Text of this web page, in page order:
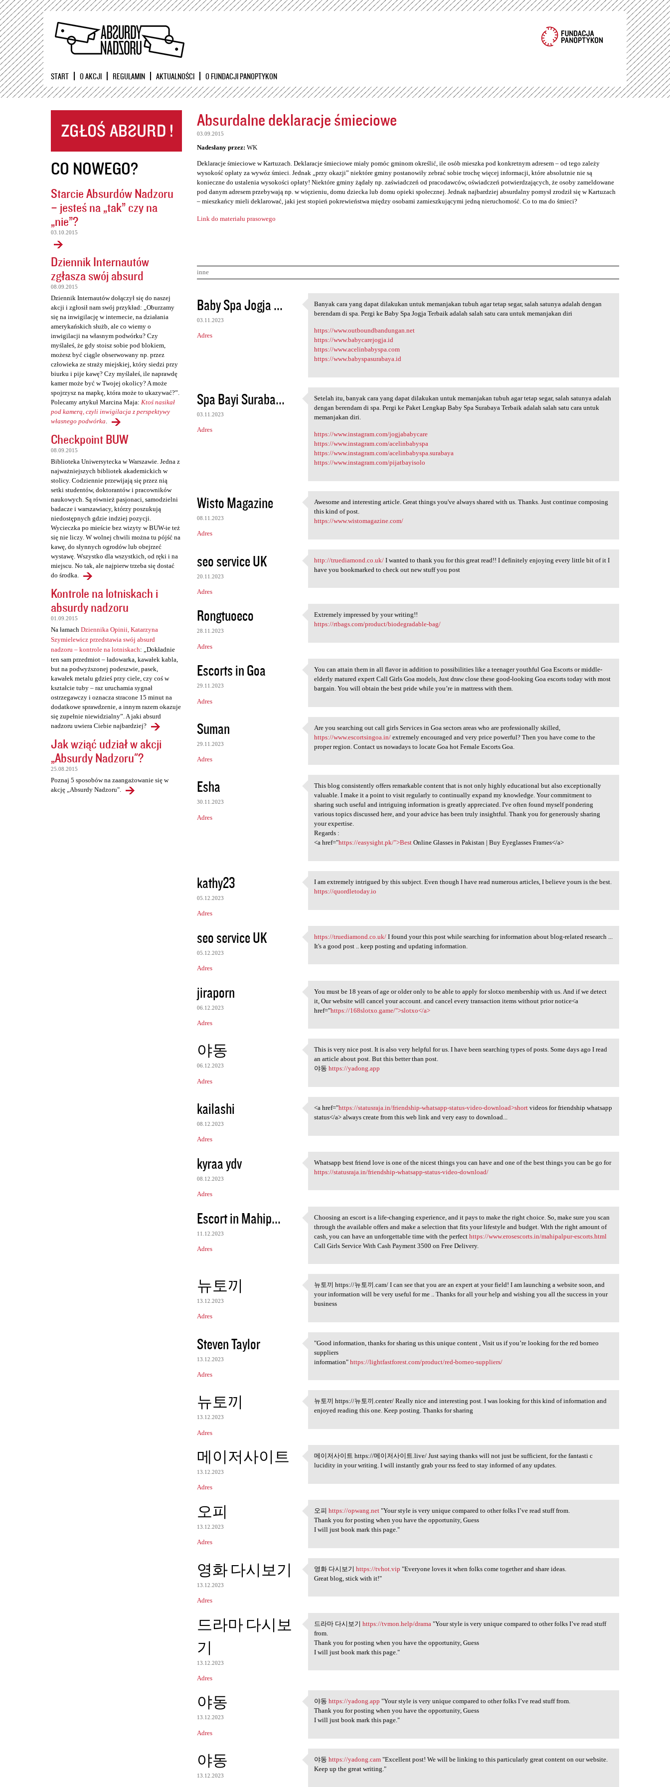
Przejdź
START O AKCJI REGULAMIN AKTUALNOŚCI O FUNDACJI PANOPTYKON
CO NOWEGO?
Starcie Absurdów Nadzoru
– jesteś na „tak” czy na
„nie”?
03.10.2015
Dziennik Internautów
zgłasza swój absurd
08.09.2015
Dziennik Internautów dołączył się do naszej
akcji i zgłosił nam swój przykład: „Oburzamy
się na inwigilację w internecie, na działania
amerykańskich służb, ale co wiemy o
inwigilacji na własnym podwórku? Czy
myślałeś, że gdy stoisz sobie pod blokiem,
możesz być ciągle obserwowany np. przez
człowieka ze straży miejskiej, który siedzi przy
biurku i pije kawę? Czy myślałeś, ile naprawdę
kamer może być w Twojej okolicy? A może
spojrzysz na mapkę, która może to ukazywać?”.
Polecamy artykuł Marcina Maja: Ktoś nasikał
pod kamerą, czyli inwigilacja z perspektywy
własnego podwórka.
Checkpoint BUW
08.09.2015
Biblioteka Uniwersytecka w Warszawie. Jedna z
najważniejszych bibliotek akademickich w
stolicy. Codziennie przewijają się przez nią
setki studentów, doktorantów i pracowników
naukowych. Są również pasjonaci, samodzielni
badacze i warszawiacy, którzy poszukują
niedostępnych gdzie indziej pozycji.
Wycieczka po mieście bez wizyty w BUW-ie też
się nie liczy. W wolnej chwili można tu pójść na
kawę, do słynnych ogrodów lub obejrzeć
wystawę. Wszystko dla wszystkich, od ręki i na
miejscu. No tak, ale najpierw trzeba się dostać
do środka.
Kontrole na lotniskach i
absurdy nadzoru
01.09.2015
Na łamach Dziennika Opinii, Katarzyna
Szymielewicz przedstawia swój absurd
nadzoru – kontrole na lotniskach: „Dokładnie
ten sam przedmiot – ładowarka, kawałek kabla,
but na podwyższonej podeszwie, pasek,
kawałek metalu gdzieś przy ciele, czy coś w
kształcie tuby – raz uruchamia sygnał
ostrzegawczy i oznacza stracone 15 minut na
dodatkowe sprawdzenie, a innym razem okazuje
się zupełnie niewidzialny”. A jaki absurd
nadzoru uwiera Ciebie najbardziej?
Jak wziąć udział w akcji
„Absurdy Nadzoru"?
25.08.2015
Poznaj 5 sposobów na zaangażowanie się w
akcję „Absurdy Nadzoru".
Absurdalne deklaracje śmieciowe
03.09.2015
Nadesłany przez: WK
Deklaracje śmieciowe w Kartuzach. Deklaracje śmieciowe miały pomóc gminom określić, ile osób mieszka pod konkretnym adresem – od tego zależy
wysokość opłaty za wywóz śmieci. Jednak „przy okazji” niektóre gminy postanowiły zebrać sobie trochę więcej informacji, które absolutnie nie są
konieczne do ustalenia wysokości opłaty! Niektóre gminy żądały np. zaświadczeń od pracodawców, oświadczeń potwierdzających, że osoby zameldowane
pod danym adresem przebywają np. w więzieniu, domu dziecka lub domu opieki społecznej. Jednak najbardziej absurdalny pomysł zrodził się w Kartuzach
– mieszkańcy mieli deklarować, jaki jest stopień pokrewieństwa między osobami zamieszkującymi jedną nieruchomość. Co to ma do śmieci?
Link do materiału prasowego
inne
K
o
m
e
r
z
e
Baby Spa Jogja ...
03.11.2023
Adres
Banyak cara yang dapat
Banyak cara yang dapat dilakukan untuk memanjakan tubuh agar tetap segar, salah satunya adalah dengan
berendam di spa. Pergi ke Baby Spa Jogja Terbaik adalah salah satu cara untuk memanjakan diri
https://www.outboundbandungan.net
https://www.babycarejogja.id
https://www.acelinbabyspa.com
https://www.babyspasurabaya.id
Spa Bayi Suraba...
03.11.2023
Adres
Setelah itu, banyak cara yang
Setelah itu, banyak cara yang dapat dilakukan untuk memanjakan tubuh agar tetap segar, salah satunya adalah
dengan berendam di spa. Pergi ke Paket Lengkap Baby Spa Surabaya Terbaik adalah salah satu cara untuk
memanjakan diri.
https://www.instagram.com/jogjababycare
https://www.instagram.com/acelinbabyspa
https://www.instagram.com/acelinbabyspa.surabaya
https://www.instagram.com/pijatbayisolo
Wisto Magazine
08.11.2023
Adres
Awesome and interesting
Awesome and interesting article. Great things you've always shared with us. Thanks. Just continue composing
this kind of post.
https://www.wistomagazine.com/
seo service UK
20.11.2023
Adres
http://truediamond.co.uk/ I
http://truediamond.co.uk/ I wanted to thank you for this great read!! I definitely enjoying every little bit of it I
have you bookmarked to check out new stuff you post
Rongtuoeco
28.11.2023
Adres
Extremely impressed by your
Extremely impressed by your writing!!
https://rtbags.com/product/biodegradable-bag/
Escorts in Goa
29.11.2023
Adres
You can attain them in all
You can attain them in all flavor in addition to possibilities like a teenager youthful Goa Escorts or middle-
elderly matured expert Call Girls Goa models, Just draw close these good-looking Goa escorts today with most
bargain. You will obtain the best pride while you’re in mattress with them.
Suman
29.11.2023
Adres
Are you searching out call
Are you searching out call girls Services in Goa sectors areas who are professionally skilled,
https://www.escortsingoa.in/ extremely encouraged and very price powerful? Then you have come to the
proper region. Contact us nowadays to locate Goa hot Female Escorts Goa.
Esha
30.11.2023
Adres
This blog consistently offers
This blog consistently offers remarkable content that is not only highly educational but also exceptionally
valuable. I make it a point to visit regularly to continually expand my knowledge. Your commitment to
sharing such useful and intriguing information is greatly appreciated. I've often found myself pondering
various topics discussed here, and your advice has been truly insightful. Thank you for generously sharing
your expertise.
Regards :
<a href="https://easysight.pk/">Best Online Glasses in Pakistan | Buy Eyeglasses Frames</a>
kathy23
05.12.2023
Adres
I am extremely intrigued by
I am extremely intrigued by this subject. Even though I have read numerous articles, I believe yours is the best.
https://quordletoday.io
seo service UK
05.12.2023
Adres
https://truediamond.co.uk/ I
https://truediamond.co.uk/ I found your this post while searching for information about blog-related research ...
It's a good post .. keep posting and updating information.
jiraporn
06.12.2023
Adres
You must be 18 years of age
You must be 18 years of age or older only to be able to apply for slotxo membership with us. And if we detect
it, Our website will cancel your account. and cancel every transaction items without prior notice<a
href="https://168slotxo.game/">slotxo</a>
야동
06.12.2023
Adres
This is very nice post. It is
This is very nice post. It is also very helpful for us. I have been searching types of posts. Some days ago I read
an article about post. But this better than post.
야동https://yadong.app
kailashi
08.12.2023
Adres
<a href="https://statusraja
<a href="https://statusraja.in/friendship-whatsapp-status-video-download>short videos for friendship whatsapp
status</a> always create from this web link and very easy to download...
kyraa ydv
08.12.2023
Adres
Whatsapp best friend love is
Whatsapp best friend love is one of the nicest things you can have and one of the best things you can be go for
https://statusraja.in/friendship-whatsapp-status-video-download/
Escort in Mahip...
11.12.2023
Adres
Choosing an escort is a life
Choosing an escort is a life-changing experience, and it pays to make the right choice. So, make sure you scan
through the available offers and make a selection that fits your lifestyle and budget. With the right amount of
cash, you can have an unforgettable time with the perfecthttps://www.erosescorts.in/mahipalpur-escorts.html
Call Girls Service With Cash Payment 3500 on Free Delivery.
뉴토끼
13.12.2023
Adres
뉴토끼 https://뉴토끼.cam/ I can
뉴토끼 https://뉴토끼.cam/ I can see that you are an expert at your field! I am launching a website soon, and
your information will be very useful for me .. Thanks for all your help and wishing you all the success in your
business
Steven Taylor
13.12.2023
Adres
"Good information, thanks for
"Good information, thanks for sharing us this unique content , Visit us if you’re looking for the red borneo
suppliers
information"https://lightfastforest.com/product/red-borneo-suppliers/
뉴토끼
13.12.2023
Adres
뉴토끼 https://뉴토끼.center/
뉴토끼 https://뉴토끼.center/ Really nice and interesting post. I was looking for this kind of information and
enjoyed reading this one. Keep posting. Thanks for sharing
메이저사이트
13.12.2023
Adres
메이저사이트 https://메이저사이트.live/
메이저사이트 https://메이저사이트.live/ Just saying thanks will not just be sufficient, for the fantasti c
lucidity in your writing. I will instantly grab your rss feed to stay informed of any updates.
오피
13.12.2023
Adres
오피 https://opwang.net "Your
오피https://opwang.net "Your style is very unique compared to other folks I’ve read stuff from.
Thank you for posting when you have the opportunity, Guess
I will just book mark this page."
영화 다시보기
13.12.2023
Adres
영화 다시보기 https://tvhot.vip
영화 다시보기https://tvhot.vip "Everyone loves it when folks come together and share ideas.
Great blog, stick with it!"
드라마 다시보
기
13.12.2023
Adres
드라마 다시보기 https://tvmon.help
드라마 다시보기https://tvmon.help/drama "Your style is very unique compared to other folks I’ve read stuff
from.
Thank you for posting when you have the opportunity, Guess
I will just book mark this page."
야동
13.12.2023
Adres
야동 https://yadong.app "Your
야동https://yadong.app "Your style is very unique compared to other folks I’ve read stuff from.
Thank you for posting when you have the opportunity, Guess
I will just book mark this page."
야동
13.12.2023
야동 https://yadong.cam
야동https://yadong.cam "Excellent post! We will be linking to this particularly great content on our website.
Keep up the great writing."